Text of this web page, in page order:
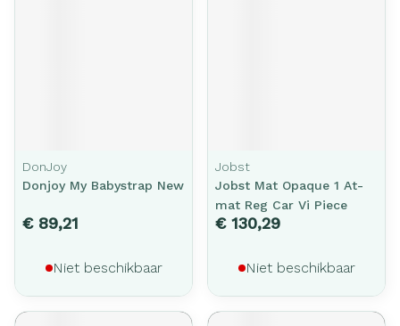
DonJoy
Donjoy My Babystrap New
€ 89,21
Niet beschikbaar
Jobst
Jobst Mat Opaque 1 At-
mat Reg Car Vi Piece
€ 130,29
Niet beschikbaar